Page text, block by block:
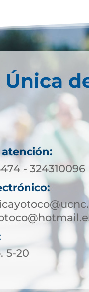
atención:
- 324310096
5-20